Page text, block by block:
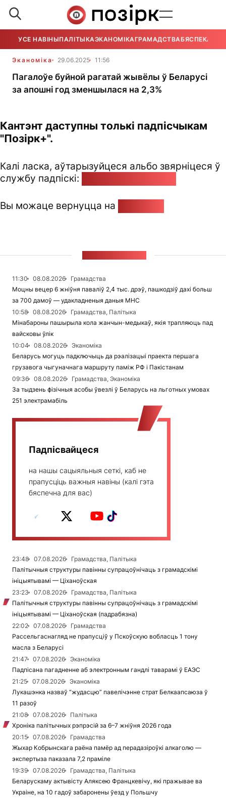
УСЕ НАВІНЫПАЛІТЫКАЭКАНОМІКАГРАМАДСТВАБЯСПЕКА
Эканоміка 29.06.2025 11:56
Пагалоўе буйной рагатай жывёлы ў Беларусі
за апошні год зменшылася на 2,3%
Кантэнт даступны толькі падпісчыкам
"Позірк+".
Калі ласка, аўтарызуйцеся альбо звярніцеся ў
службу падпіскі:
Вы можаце вернуцца на
11:30 08.08.2026
Грамадства
Моцны вецер 6 жніўня паваліў 2,4 тыс. дрэў, пашкодзіў дахі больш
за 700 дамоў — удакладненыя даныя МНС
10:58
08.08.2026
Грамадства, Палітыка
Мінабароны пашырыла кола жанчын-медыкаў, якія трапляюць пад
вайсковы ўлік
10:04
08.08.2026
Эканоміка
Беларусь могуць падключыць да рэалізацыі праекта першага
грузавога чыгуначнага маршруту паміж РФ і Пакістанам
09:36
08.08.2026
Грамадства, Эканоміка
За тыдзень фізічныя асобы ўвезлі ў Беларусь на льготных умовах
251 электрамабіль
Падпісвайцеся
на нашы сацыяльныя сеткі, каб не
прапусціць важныя навіны (калі гэта
бяспечна для вас)
23:48 07.08.2026
Грамадства, Палітыка
Палітычныя структуры павінны супрацоўнічаць з грамадскімі
ініцыятывамі — Ціханоўская
23:23
07.08.2026
Грамадства, Палітыка
Палітычныя структуры павінны супрацоўнічаць з грамадскімі
ініцыятывамі — Ціханоўская (падрабязна)
22:02
07.08.2026
Грамадства
Рассельгаснагляд не прапусціў у Пскоўскую вобласць 1 тону
масла з Беларусі
21:47
07.08.2026
Эканоміка
Падпісана пагадненне аб электронным гандлі таварамі ў ЕАЭС
21:25
07.08.2026
Эканоміка
Лукашэнка назваў “жудасцю” павелічэнне страт Белкаапсаюза ў
11 разоў
21:08
07.08.2026
Палітыка
Хроніка палітычных рэпрэсій за 6–7 жніўня 2026 года
20:15
07.08.2026
Грамадства
Жыхар Кобрынскага раёна памёр ад перадазіроўкі алкаголю —
экспертыза паказала 7,2 праміле
19:39
07.08.2026
Грамадства, Палітыка
Беларускаму актывісту Аляксею Францкевічу, які пражывае ва
Украіне, на 10 гадоў забаронены ўезд у Польшчу